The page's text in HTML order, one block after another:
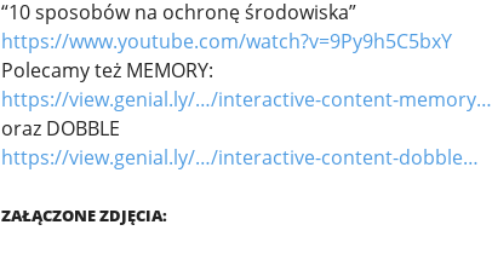
“10 sposobów na ochronę środowiska”
https://www.youtube.com/watch?v=9Py9h5C5bxY
Polecamy też MEMORY:
https://view.genial.ly/…/interactive-content-memory…
oraz DOBBLE
https://view.genial.ly/…/interactive-content-dobble…
ZAŁĄCZONE ZDJĘCIA: